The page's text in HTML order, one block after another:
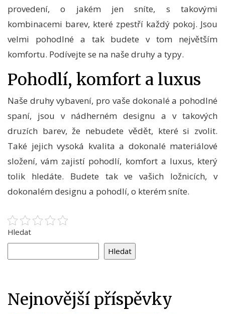
provedení, o jakém jen sníte, s takovými
kombinacemi barev, které zpestří každý pokoj. Jsou
velmi pohodlné a tak budete v tom největším
komfortu. Podívejte se na naše druhy a typy.
Pohodlí, komfort a luxus
Naše druhy vybavení, pro vaše dokonalé a pohodlné
spaní, jsou v nádherném designu a v takových
druzích barev, že nebudete vědět, které si zvolit.
Také jejich vysoká kvalita a dokonalé materiálové
složení, vám zajistí pohodlí, komfort a luxus, který
tolik hledáte. Budete tak ve vašich ložnicích, v
dokonalém designu a pohodlí, o kterém sníte.
Hledat
Hledat
Nejnovější příspěvky